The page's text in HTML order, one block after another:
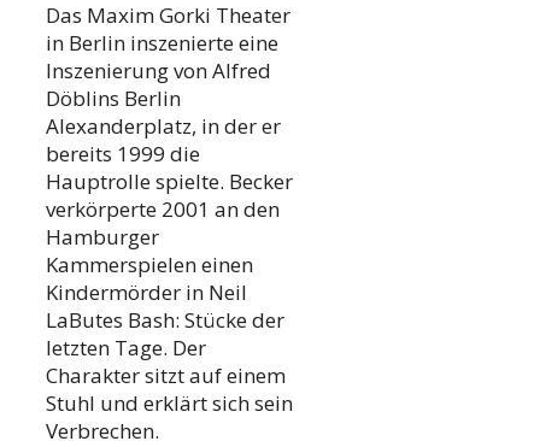
Das Maxim Gorki Theater
in Berlin inszenierte eine
Inszenierung von Alfred
Döblins Berlin
Alexanderplatz, in der er
bereits 1999 die
Hauptrolle spielte. Becker
verkörperte 2001 an den
Hamburger
Kammerspielen einen
Kindermörder in Neil
LaButes Bash: Stücke der
letzten Tage. Der
Charakter sitzt auf einem
Stuhl und erklärt sich sein
Verbrechen.